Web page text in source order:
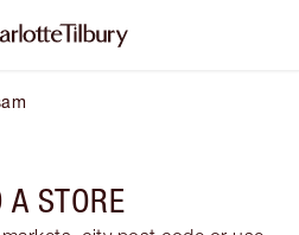
A STORE